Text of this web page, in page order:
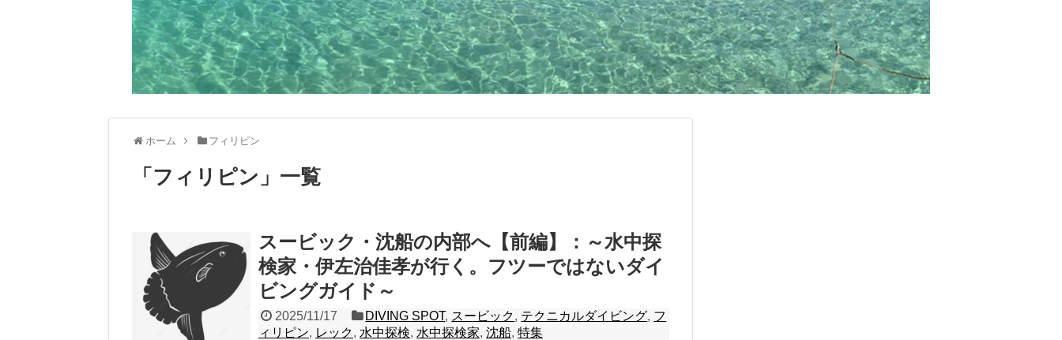
ホーム フィリピン
「 フィリピン 」 一覧
スービック・沈船の内部へ【前編】：～水中探
検家・伊左治佳孝が行く。フツーではないダイ
ビングガイド～
2025/11/17 DIVING SPOT, スービック, テクニカルダイビング, フ
ィリピン, レック, 水中探検, 水中探検家, 沈船, 特集